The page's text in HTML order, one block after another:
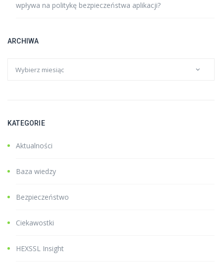
wpływa na politykę bezpieczeństwa aplikacji?
ARCHIWA
KATEGORIE
Aktualności
Baza wiedzy
Bezpieczeństwo
Ciekawostki
HEXSSL Insight